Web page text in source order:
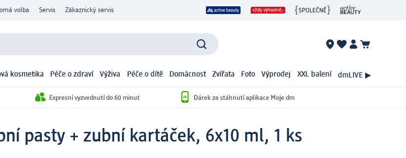
volba Servis Zákaznický servis
kosmetika Péče o zdraví Výživa Péče o dítě Domácnost Zvířata Foto Výprodej XXL balení dmLIVE ▶
Expresní vyzvednutí do 60 minut Dárek za stáhnutí aplikace Moje dm
pasty + zubní kartáček, 6x10 ml, 1 ks